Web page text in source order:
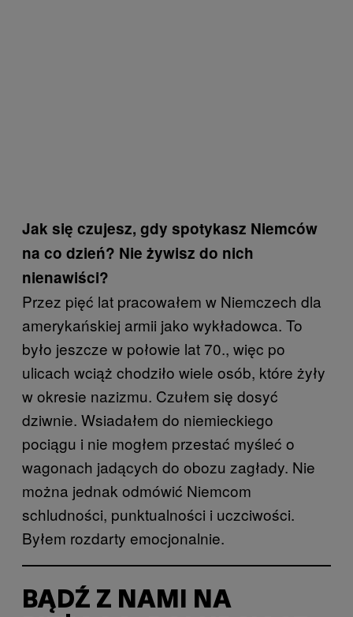
Jak się czujesz, gdy spotykasz Niemców
na co dzień? Nie żywisz do nich
nienawiści?
Przez pięć lat pracowałem w Niemczech dla
amerykańskiej armii jako wykładowca. To
było jeszcze w połowie lat 70., więc po
ulicach wciąż chodziło wiele osób, które żyły
w okresie nazizmu. Czułem się dosyć
dziwnie. Wsiadałem do niemieckiego
pociągu i nie mogłem przestać myśleć o
wagonach jadących do obozu zagłady. Nie
można jednak odmówić Niemcom
schludności, punktualności i uczciwości.
Byłem rozdarty emocjonalnie.
BĄDŹ Z NAMI NA